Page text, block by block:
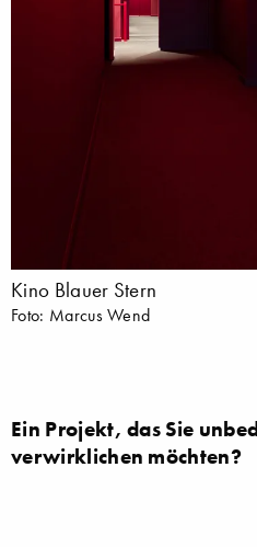
Kino Blauer Stern
Foto: Marcus Wend
Ein Projekt, das Sie
verwirklichen möchten?